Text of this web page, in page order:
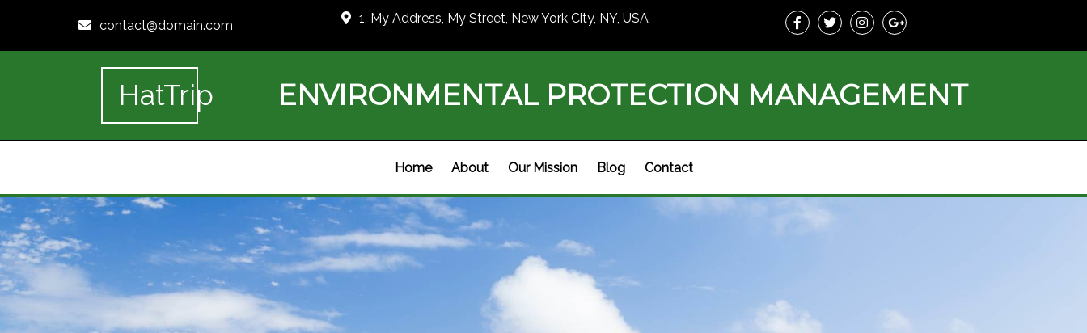
contact@domain.com 1, My Address, My Street, New York City, NY, USA
HatTrip ENVIRONMENTAL PROTECTION MANAGEMENT
Home About Our Mission Blog Contact